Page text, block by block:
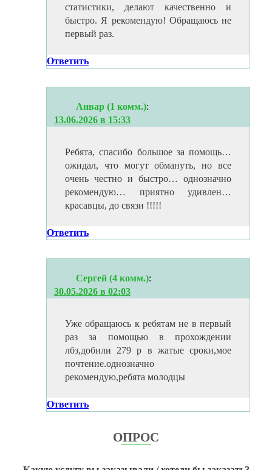
статистики, делают качественно и
быстро. Я рекомендую! Обращаюсь не
первый раз.
Ответить
Анвар (1 комм.):
13.06.2026 в 15:33
Ребята, спасибо большое за помощь…
ожидал, что могут обмануть, но все
очень честно и быстро… однозначно
рекомендую… приятно удивлен…
красавцы, до связи !!!!!
Ответить
Сергей (4 комм.):
30.05.2026 в 02:03
Уже обращаюсь к ребятам не в первый
раз за помощью в прохождении
лбз,добили 279 р в жатые сроки,мое
почтение.однозначно
рекомендую,ребята молодцы
Ответить
ОПРОС